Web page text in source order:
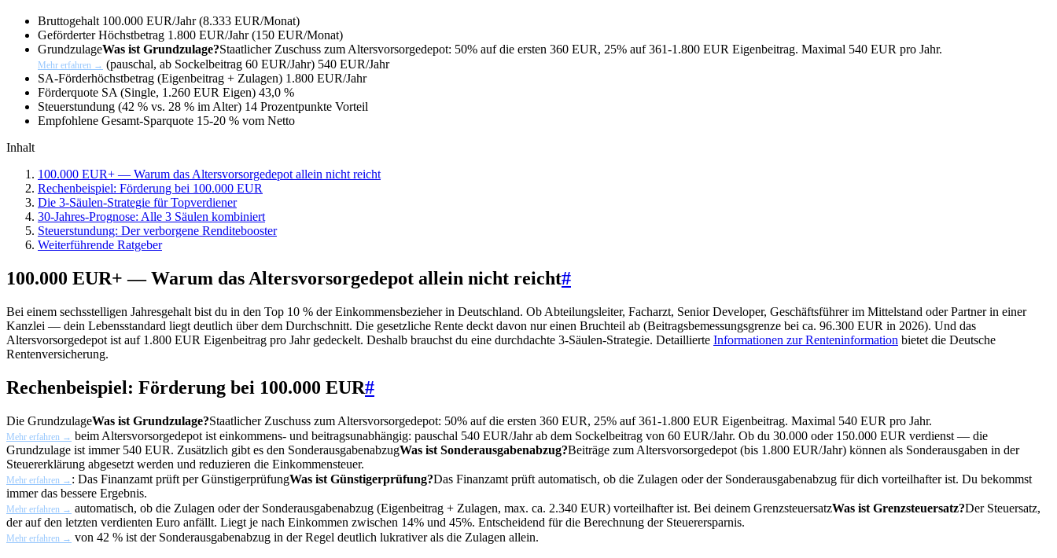
Bruttogehalt 100.000 EUR/Jahr (8.333 EUR/Monat)
Geförderter Höchstbetrag 1.800 EUR/Jahr (150 EUR/Monat)
GrundzulageWas ist Grundzulage?Staatlicher Zuschuss zum Altersvorsorgedepot: 50% auf die ersten 360 EUR, 25% auf 361-1.800 EUR Eigenbeitrag. Maximal 540 EUR pro Jahr.
Mehr erfahren → (pauschal, ab Sockelbeitrag 60 EUR/Jahr) 540 EUR/Jahr
SA-Förderhöchstbetrag (Eigenbeitrag + Zulagen) 1.800 EUR/Jahr
Förderquote SA (Single, 1.260 EUR Eigen) 43,0 %
Steuerstundung (42 % vs. 28 % im Alter) 14 Prozentpunkte Vorteil
Empfohlene Gesamt-Sparquote 15-20 % vom Netto
Inhalt
100.000 EUR+ — Warum das Altersvorsorgedepot allein nicht reicht
Rechenbeispiel: Förderung bei 100.000 EUR
Die 3-Säulen-Strategie für Topverdiener
30-Jahres-Prognose: Alle 3 Säulen kombiniert
Steuerstundung: Der verborgene Renditebooster
Weiterführende Ratgeber
100.000 EUR+ — Warum das Altersvorsorgedepot allein nicht reicht#
Bei einem sechsstelligen Jahresgehalt bist du in den Top 10 % der Einkommensbezieher in Deutschland. Ob Abteilungsleiter, Facharzt, Senior Developer, Geschäftsführer im Mittelstand oder Partner in einer
Kanzlei — dein Lebensstandard liegt deutlich über dem Durchschnitt. Die gesetzliche Rente deckt davon nur einen Bruchteil ab (Beitragsbemessungsgrenze bei ca. 96.300 EUR in 2026). Und das
Altersvorsorgedepot ist auf 1.800 EUR Eigenbeitrag pro Jahr gedeckelt. Deshalb brauchst du eine durchdachte 3-Säulen-Strategie. Detaillierte Informationen zur Renteninformation bietet die Deutsche
Rentenversicherung.
Rechenbeispiel: Förderung bei 100.000 EUR#
Die GrundzulageWas ist Grundzulage?Staatlicher Zuschuss zum Altersvorsorgedepot: 50% auf die ersten 360 EUR, 25% auf 361-1.800 EUR Eigenbeitrag. Maximal 540 EUR pro Jahr.
Mehr erfahren → beim Altersvorsorgedepot ist einkommens- und beitragsunabhängig: pauschal 540 EUR/Jahr ab dem Sockelbeitrag von 60 EUR/Jahr. Ob du 30.000 oder 150.000 EUR verdienst — die
Grundzulage ist immer 540 EUR. Zusätzlich gibt es den SonderausgabenabzugWas ist Sonderausgabenabzug?Beiträge zum Altersvorsorgedepot (bis 1.800 EUR/Jahr) können als Sonderausgaben in der
Steuererklärung abgesetzt werden und reduzieren die Einkommensteuer.
Mehr erfahren → : Das Finanzamt prüft perGünstigerprüfungWas ist Günstigerprüfung?Das Finanzamt prüft automatisch, ob die Zulagen oder der Sonderausgabenabzug für dich vorteilhafter ist. Du bekommst
immer das bessere Ergebnis.
Mehr erfahren → automatisch, ob die Zulagen oder der Sonderausgabenabzug (Eigenbeitrag + Zulagen, max. ca. 2.340 EUR) vorteilhafter ist. Bei deinem GrenzsteuersatzWas ist Grenzsteuersatz?Der Steuersatz,
der auf den letzten verdienten Euro anfällt. Liegt je nach Einkommen zwischen 14% und 45%. Entscheidend für die Berechnung der Steuerersparnis.
Mehr erfahren → von 42 % ist der Sonderausgabenabzug in der Regel deutlich lukrativer als die Zulagen allein.